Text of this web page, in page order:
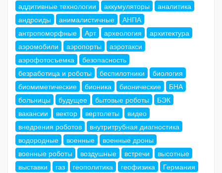
аддитивные технологии
аккумуляторы
аналитика
андроиды
анималистичные
АНПА
антропоморфные
Арт археология
архитектура
аэромобили
аэропорты
аэротакси
аэрофотосъемка
безопасность
безработица и роботы
беспилотники
биология
биомиметические
бионика бионические
БНА
больницы
будущее бытовые роботы
БЭК
вакансии
вектор вертолеты
видео
внедрения роботов
внутритрубная диагностика
водородные
военные
военные дроны
военные роботы
воздушные встречи
высотные
выставки
газ геополитика геофизика
Германия